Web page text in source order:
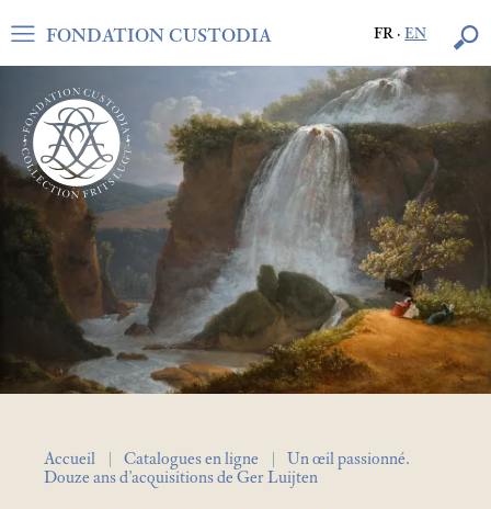
FR·EN
FONDATION CUSTODIA
Accueil Catalogues en ligne
Un œil passionné.
Douze ans d’acquisitions de Ger Luijten